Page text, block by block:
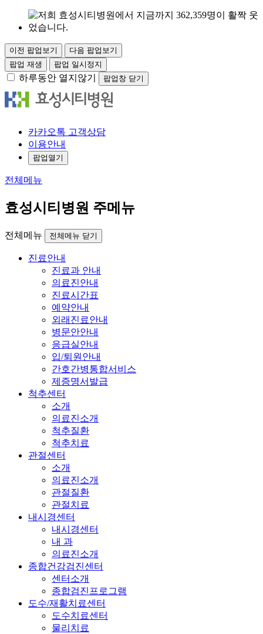
이전 팝업보기
다음 팝업보기
팝업 재생
팝업 일시정지
하루동안 열지않기 팝업창 닫기
카카오톡 고객상담
이용안내
팝업열기
전체메뉴
효성시티병원 주메뉴
전체메뉴 전체메뉴 닫기
진료안내
진료과 안내
의료진안내
진료시간표
예약안내
외래진료안내
병문안안내
응급실안내
입/퇴원안내
간호간병통합서비스
제증명서발급
척추센터
소개
의료진소개
척추질환
척추치료
관절센터
소개
의료진소개
관절질환
관절치료
내시경센터
내시경센터
내 과
의료진소개
종합건강검진센터
센터소개
종합검진프로그램
도수/재활치료센터
도수치료센터
물리치료